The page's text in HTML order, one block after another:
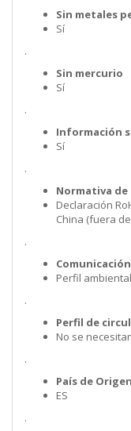
Sin metales
Sí
.
Sin mercurio
Sí
.
Información
Sí
.
Normativa de
Declaración
China (fuera
.
Perfil
.
Perfil de
No se
.
País de Origen
ES
.